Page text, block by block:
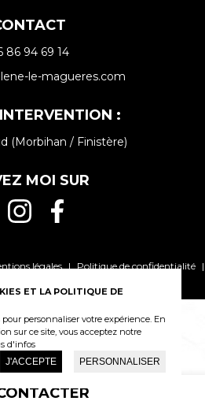
86 94 69 14
le-magueres.com
:
(Morbihan / Finistère)
MOI SUR
légales | Politique de confidentialité
|
ET LA POLITIQUE DE
personnaliser votre expérience. En
sur ce site, vous acceptez notre
d'infos
J'ACCEPTE
PERSONNALISER